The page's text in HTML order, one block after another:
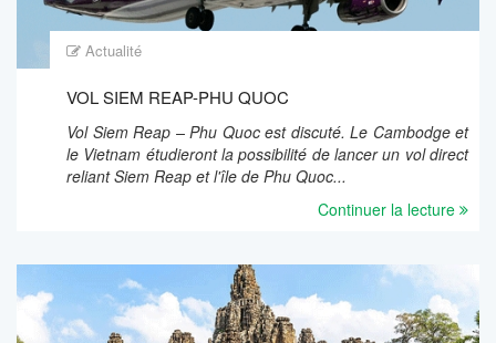
Actualité
VOL SIEM REAP-PHU QUOC
Vol Siem Reap – Phu Quoc est discuté. Le Cambodge et
le Vietnam étudieront la possibilité de lancer un vol direct
reliant Siem Reap et l'île de Phu Quoc...
Continuer la lecture